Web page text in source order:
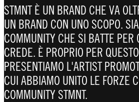
STMNT È UN BRAND CHE VA
UN BRAND CON UNO SCOPO.
COMMUNITY CHE SI BATTE PER
CREDE. È PROPRIO PER
PRESENTIAMO L'ARTIST
CUI ABBIAMO UNITO LE FORZE
COMMUNITY STMNT.